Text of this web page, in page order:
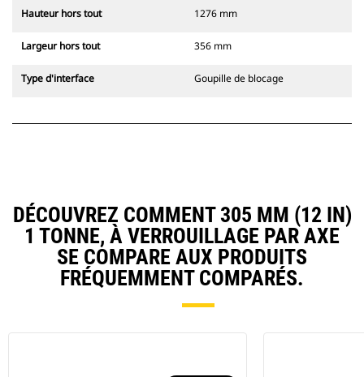
Hauteur hors tout 1276 mm
Largeur hors tout 356 mm
Type d'interface Goupille de blocage
DÉCOUVREZ COMMENT 305 MM (12 IN)
1 TONNE, À VERROUILLAGE PAR AXE
SE COMPARE AUX PRODUITS
FRÉQUEMMENT COMPARÉS.